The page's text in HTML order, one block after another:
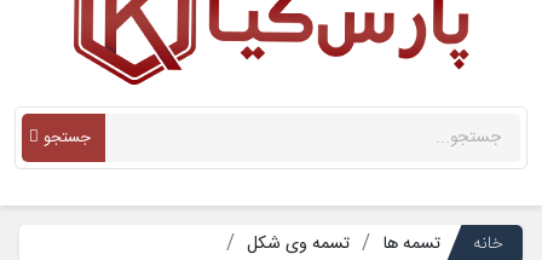
جستجو
خانه تسمه ها
تسمه وی شکل